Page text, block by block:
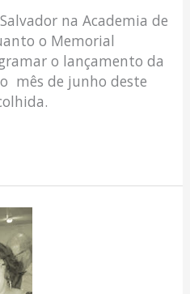
na Academia de
o Memorial
o lançamento da
mês de junho deste